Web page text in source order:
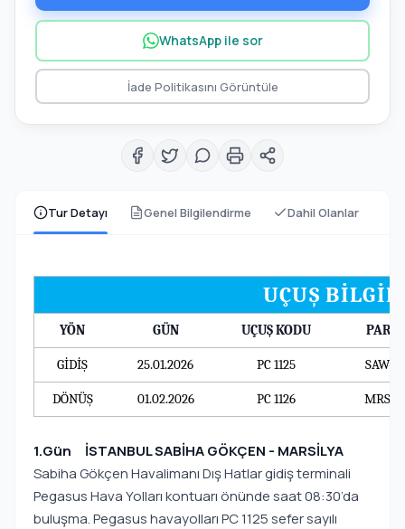
Tur Detayı Genel Bilgilendirme Dahil Olanlar
UÇUŞ
YÖN GÜN UÇUŞ KODU
GİDİŞ 25.01.2026 PC 1125 SAW-
DÖNÜŞ 01.02.2026 PC 1126 MRS-
1.Gün İSTANBUL SABİHA GÖKÇEN - MARSİLYA
Sabiha Gökçen Havalimanı Dış Hatlar gidiş terminali
Pegasus Hava Yolları kontuarı önünde saat 08:30’da
buluşma. Pegasus havayolları PC 1125 sefer sayılı
WhatsApp ile sor
İade Politikasını Görüntüle